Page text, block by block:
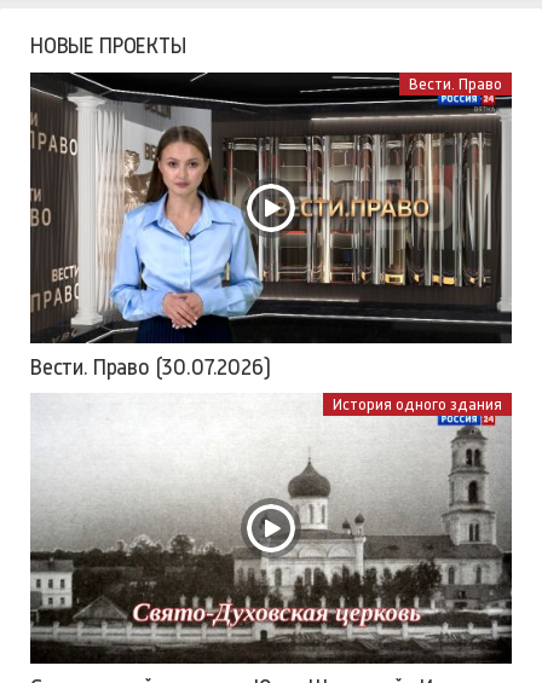
НОВЫЕ ПРОЕКТЫ
Вести. Право
Вести. Право (30.07.2026)
История одного здания